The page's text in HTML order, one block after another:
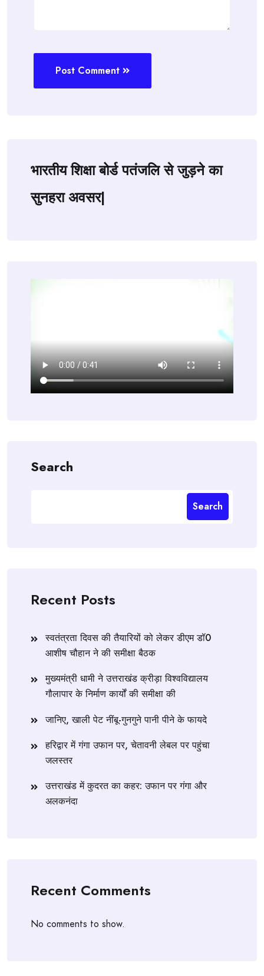
Post Comment
भारतीय शिक्षा बोर्ड पतंजलि से जुड़ने का
सुनहरा अवसर|
Search
Search
Recent Posts
स्वतंत्रता दिवस की तैयारियों को लेकर डीएम डॉ0
आशीष चौहान ने की समीक्षा बैठक
मुख्यमंत्री धामी ने उत्तराखंड क्रीड़ा विश्वविद्यालय
गौलापार के निर्माण कार्यों की समीक्षा की
जानिए, खाली पेट नींबू-गुनगुने पानी पीने के फायदे
हरिद्वार में गंगा उफान पर, चेतावनी लेबल पर पहुंचा
जलस्तर
उत्तराखंड में कुदरत का कहर: उफान पर गंगा और
अलकनंदा
Recent Comments
No comments to show.